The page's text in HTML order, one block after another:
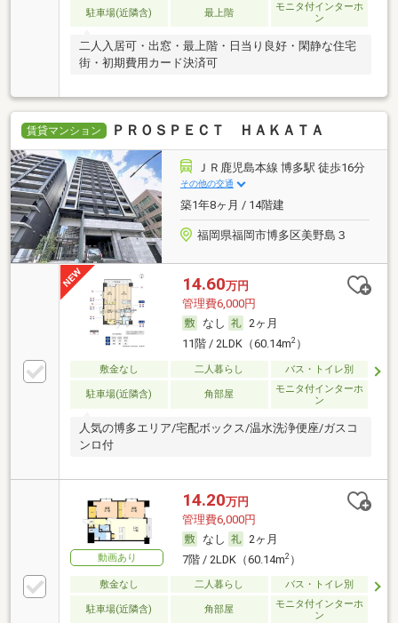
駐車場(近隣含) 最上階
モニタ付インターホ
ン
二人入居可・出窓・最上階・日当り良好・閑静な住宅
街・初期費用カード決済可
賃貸マンション ＰＲＯＳＰＥＣＴ ＨＡＫＡＴＡ
ＪＲ鹿児島本線 博多駅 徒歩16分
その他の交通
築1年8ヶ月 / 14階建
福岡県福岡市博多区美野島３
14.60万円
管理費6,000円
なし
2ヶ月
11階 / 2LDK（60.14m2）
敷金なし 二人暮らし バス・トイレ別
駐車場(近隣含) 角部屋
モニタ付インターホ
ン
人気の博多エリア/宅配ボックス/温水洗浄便座/ガスコ
ンロ付
動画あり
14.20万円
管理費6,000円
なし
2ヶ月
7階 / 2LDK（60.14m2）
敷金なし 二人暮らし バス・トイレ別
駐車場(近隣含) 角部屋
モニタ付インターホ
ン